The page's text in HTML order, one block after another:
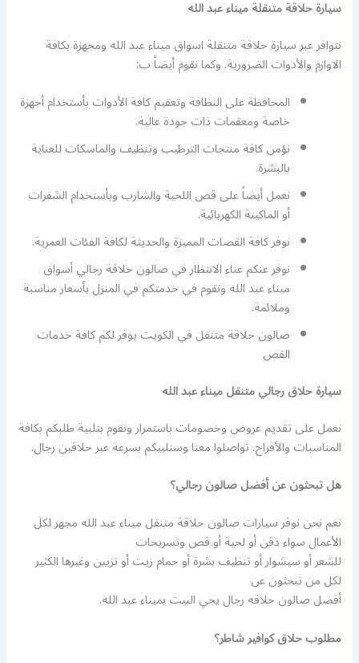
سيارة حلاقة متنقلة ميناء عبد الله
نتوافر عبر سيارة حلاقة متنقلة اسواق ميناء عبد الله ومجهزة بكافة
الاوازم والأدوات الضرورية. وكما نقوم أيضاً ب:
المحافظة على النظافة وتعقيم كافة الأدوات بأستخدام أجهزة
خاصة ومعقمات ذات جودة عالية.
نؤمن كافة منتجات الترطيب وتنظيف والماسكات للعناية
بالبشرة.
نعمل أيضاً على قص اللحية والشارب وبأستخدام الشفرات
أو الماكينة الكهربائية.
نوفر كافة القصات المميزة والحديثة لكافة الفئات العمرية.
نوفر عنكم عناء الانتظار في صالون حلاقة رجالي أسواق
ميناء عبد الله ونقوم في خدمتكم في المنزل بأسعار مناسبة
وملائمة.
صالون حلاقة متنقل في الكويت يوفر لكم كافة خدمات
القص
سيارة حلاق رجالي متنقل ميناء عبد الله
نعمل على تقديم عروض وخصومات باستمرار ونقوم بتلبية طلبكم بكافة
المناسبات والأفراح. تواصلوا معنا وسنلبيكم بسرعة عبر حلاقين رجال.
هل تبحثون عن أفضل صالون رجالي؟
نعم نحن نوفر سيارات صالون حلاقة متنقل ميناء عبد الله مجهز لكل
الأعمال سواء ذقن أو لحية أو قص وتسريحات
للشعر أو سيشوار أو تنظيف بشرة أو حمام زيت أو تزيين وغيرها الكثير
لكل من تبحثون عن
أفضل صالون حلاقه رجال يجي البيت بميناء عبد الله.
مطلوب حلاق كوافير شاطر؟